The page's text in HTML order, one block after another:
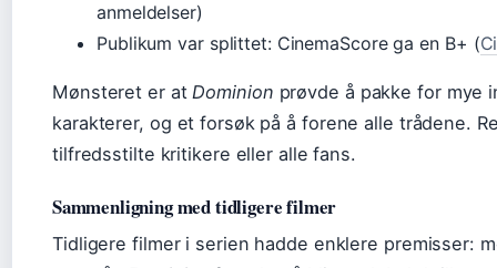
anmeldelser)
Publikum var splittet: CinemaScore ga en B+ (
Mønsteret er atDominion prøvde å pakke for mye
karakterer, og et forsøk på å forene alle trådene.
tilfredsstilte kritikere eller alle fans.
Sammenligning med tidligere filmer
Tidligere filmer i serien hadde enklere premisser: